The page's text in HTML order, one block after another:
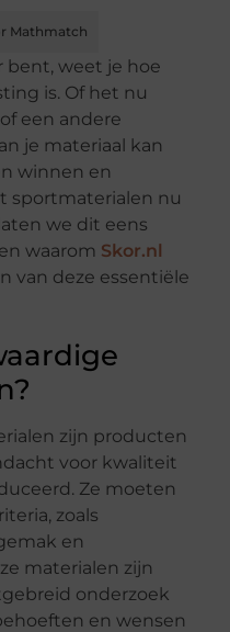
Mathmatch
bent, weet je hoe
is. Of het nu
een andere
je materiaal kan
winnen en
sportmaterialen nu
we dit eens
waarom Skor.nl
van deze essentiële
zijn producten
voor kwaliteit
Ze moeten
zoals
en
materialen zijn
onderzoek
en wensen